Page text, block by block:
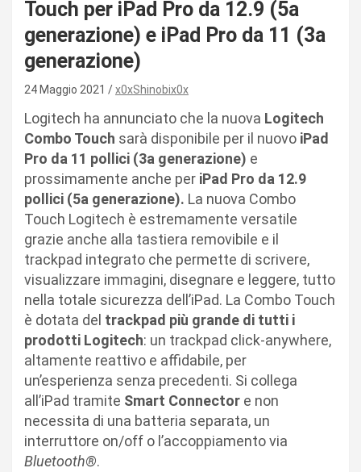
Touch per iPad Pro da 12.9 (5a
generazione) e iPad Pro da 11 (3a
generazione)
24 Maggio 2021 x0xShinobix0x
Logitech ha annunciato che la nuova Logitech
Combo Touch sarà disponibile per il nuovo iPad
Pro da 11 pollici (3a generazione) e
prossimamente anche per iPad Pro da 12.9
pollici (5a generazione). La nuova Combo
Touch Logitech è estremamente versatile
grazie anche alla tastiera removibile e il
trackpad integrato che permette di scrivere,
visualizzare immagini, disegnare e leggere, tutto
nella totale sicurezza dell’iPad. La Combo Touch
è dotata del trackpad più grande di tutti i
prodotti Logitech: un trackpad click-anywhere,
altamente reattivo e affidabile, per
un’esperienza senza precedenti. Si collega
all’iPad tramite Smart Connector e non
necessita di una batteria separata, un
interruttore on/off o l’accoppiamento via
Bluetooth®.